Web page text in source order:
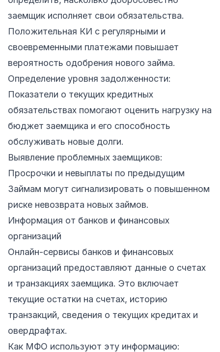
заемщик исполняет свои обязательства.
Положительная КИ с регулярными и
своевременными платежами повышает
вероятность одобрения нового займа.
Определение уровня задолженности:
Показатели о текущих кредитных
обязательствах помогают оценить нагрузку на
бюджет заемщика и его способность
обслуживать новые долги.
Выявление проблемных заемщиков:
Просрочки и невыплаты по предыдущим
Займам могут сигнализировать о повышенном
риске невозврата новых займов.
Информация от банков и финансовых
организаций
Онлайн-сервисы банков и финансовых
организаций предоставляют данные о счетах
и транзакциях заемщика. Это включает
текущие остатки на счетах, историю
транзакций, сведения о текущих кредитах и
овердрафтах.
Как МФО используют эту информацию: